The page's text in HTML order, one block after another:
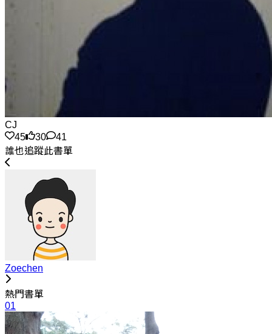
CJ
45
30
41
誰也追蹤此書單
Zoechen
熱門書單
01